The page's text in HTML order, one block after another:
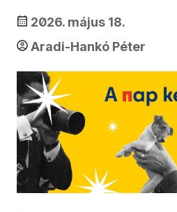
2026. május 18.
Aradi-Hankó Péter